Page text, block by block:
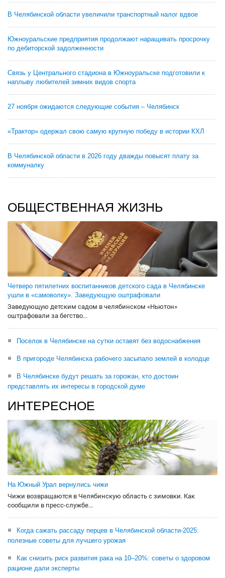
В Челябинской области увеличили транспортный налог вдвое
Южноуральские предприятия продолжают наращивать просрочку
по дебиторской задолженности
Связь у Центрального стадиона в Южноуральске подготовили к
наплыву любителей зимних видов спорта
27 ноября ожидаются следующие события – Челябинск
«Трактор» одержал свою самую крупную победу в истории КХЛ
В Челябинской области в 2026 году дважды повысят плату за
коммуналку
ОБЩЕСТВЕННАЯ ЖИЗНЬ
Четверо пятилетних воспитанников детского сада в Челябинске
ушли в «самоволку». Заведующую оштрафовали
Заведующую детским садом в челябинском «Ньютон»
оштрафовали за бегство...
Поселок в Челябинске на сутки оставят без водоснабжения
В пригороде Челябинска рабочего засыпало землей в колодце
В Челябинске будут решать за горожан, кто достоин
представлять их интересы в городской думе
ИНТЕРЕСНОЕ
На Южный Урал вернулись чижи
Чижи возвращаются в Челябинскую область с зимовки. Как
сообщили в пресс-службе...
Когда сажать рассаду перцев в Челябинской области-2025:
полезные советы для лучшего урожая
Как снизить риск развития рака на 10–20%: советы о здоровом
рационе дали эксперты